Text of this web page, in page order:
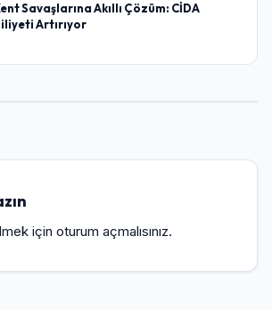
Savaşlarına Akıllı Çözüm: CİDA
Artırıyor
için oturum açmalısınız.